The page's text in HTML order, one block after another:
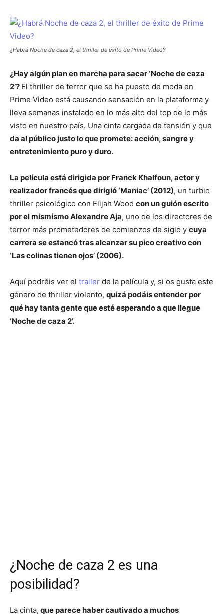
¿Habrá Noche de caza 2, el thriller de éxito de Prime Video?
¿Hay algún plan en marcha para sacar ‘Noche de caza
2’? El thriller de terror que se ha puesto de moda en
Prime Video está causando sensación en la plataforma y
lleva semanas instalado en lo más alto del top de lo más
visto en nuestro país. Una cinta cargada de tensión y que
da al público justo lo que promete: acción, sangre y
entretenimiento puro y duro.
La película está dirigida por Franck Khalfoun, actor y
realizador francés que dirigió ‘Maniac’ (2012), un turbio
thriller psicológico con Elijah Wood con un guión escrito
por el mismísmo Alexandre Aja, uno de los directores de
terror más prometedores de comienzos de siglo y cuya
carrera se estancó tras alcanzar su pico creativo con
‘Las colinas tienen ojos’ (2006).
Aquí podréis ver el trailer de la película y, si os gusta este
género de thriller violento, quizá podáis entender por
qué hay tanta gente que esté esperando a que llegue
‘Noche de caza 2’.
¿Noche de caza 2 es una
posibilidad?
La cinta, que parece haber cautivado a muchos